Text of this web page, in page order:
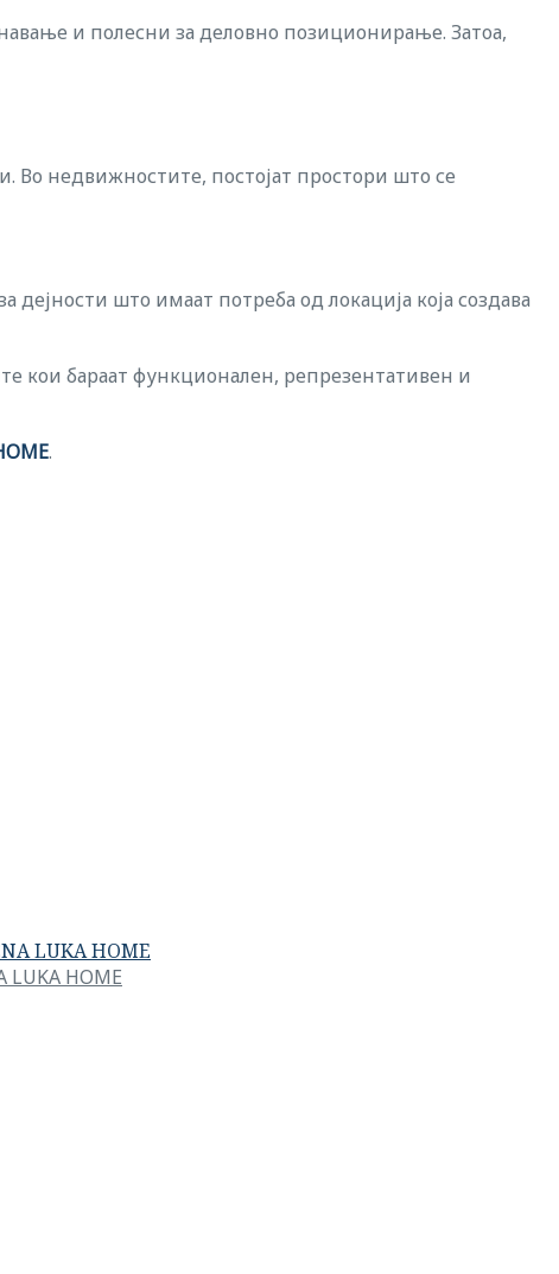
и полесни за деловно позиционирање. Затоа,
Во недвижностите, постојат простори што се
дејности што имаат потреба од локација која создава
кои бараат функционален, репрезентативен и
.
LUKA HOME
HOME